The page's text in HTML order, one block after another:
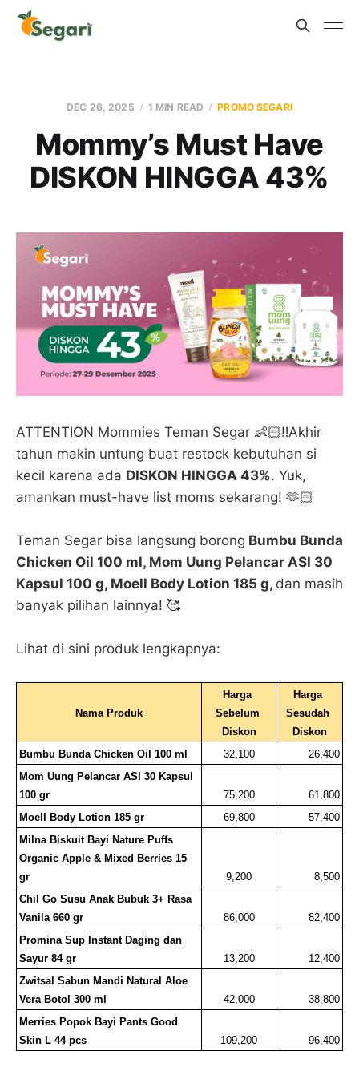
DEC 26, 2025 1 MIN READ PROMO SEGARI
Mommy’s Must Have
DISKON HINGGA 43%
ATTENTION Mommies Teman Segar 👶🏻‼️Akhir
tahun makin untung buat restock kebutuhan si
kecil karena ada DISKON HINGGA 43%. Yuk,
amankan must-have list moms sekarang! 🫶🏻
Teman Segar bisa langsung borong Bumbu Bunda
Chicken Oil 100 ml, Mom Uung Pelancar ASI 30
Kapsul 100 g, Moell Body Lotion 185 g, dan masih
banyak pilihan lainnya! 🥰
Lihat di sini produk lengkapnya:
Nama Produk
Harga
Sebelum
Diskon
Harga
Sesudah
Diskon
Bumbu Bunda Chicken Oil 100 ml
32,100
26,400
Mom Uung Pelancar ASI 30 Kapsul
100 gr
75,200
61,800
Moell Body Lotion 185 gr
69,800
57,400
Milna Biskuit Bayi Nature Puffs
Organic Apple & Mixed Berries 15
gr
9,200
8,500
Chil Go Susu Anak Bubuk 3+ Rasa
Vanila 660 gr
86,000
82,400
Promina Sup Instant Daging dan
Sayur 84 gr
13,200
12,400
Zwitsal Sabun Mandi Natural Aloe
Vera Botol 300 ml
42,000
38,800
Merries Popok Bayi Pants Good
Skin L 44 pcs
109,200 96,400